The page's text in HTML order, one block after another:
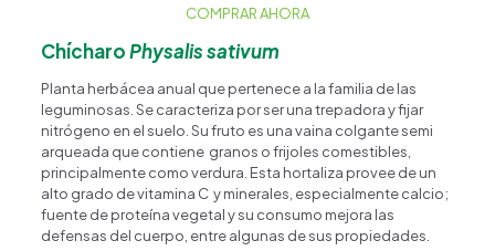
COMPRAR AHORA
ChícharoPhysalis sativum
Planta herbácea anual que pertenece a la familia de las
leguminosas. Se caracteriza por ser una trepadora y fijar
nitrógeno en el suelo. Su fruto es una vaina colgante semi
arqueada que contiene granos o frijoles comestibles,
principalmente como verdura. Esta hortaliza provee de un
alto grado de vitamina C y minerales, especialmente calcio;
fuente de proteína vegetal y su consumo mejora las
defensas del cuerpo, entre algunas de sus propiedades.